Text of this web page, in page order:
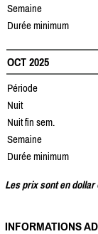
Semaine
Durée minimum
OCT 2025
Période
Nuit
Nuit fin sem.
Semaine
Durée minimum
Les prix sont en dollar
INFORMATIONS